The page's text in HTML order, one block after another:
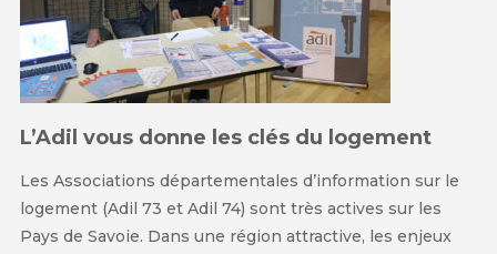
L’Adil vous donne les clés du logement
Les Associations départementales d’information sur le
logement (Adil 73 et Adil 74) sont très actives sur les
Pays de Savoie. Dans une région attractive, les enjeux